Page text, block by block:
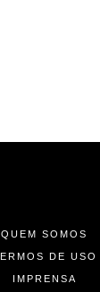
QUEM SOMOS
DE USO
IMPRENSA